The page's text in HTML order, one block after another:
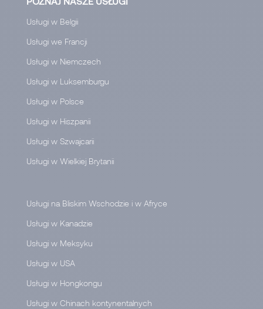
Usługi w Belgii
Usługi we Francji
Usługi w Niemczech
Usługi w Luksemburgu
Usługi w Polsce
Usługi w Hiszpanii
Usługi w Szwajcarii
Usługi w Wielkiej Brytanii
Usługi na Bliskim Wschodzie i w Afryce
Usługi w Kanadzie
Usługi w Meksyku
Usługi w USA
Usługi w Hongkongu
Usługi w Chinach kontynentalnych